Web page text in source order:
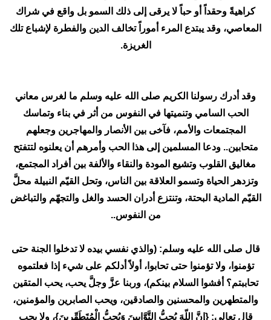
كراهيةً وحقداً أو حباً لا يرقى إلى ذلك السمو بل واقع في شراك
المعاصي، وقد يبتدع المرء أموراً تخالف الدين والفطرة لإشباع تلك
الغريزة.
وقد أدرك رسولنا الكريم صلى الله عليه وسلم ما لغرس معاني
الحب السامي وتنميتها في النفوس من أثر في بناء وتماسك
المجتمعات والأمم، فآخى بين الأنصار والمهاجرين وجعلهم
متحابين.. ودعا المسلمين إلى هذا الحب وأمرهم أن يعلنوه لتتفتح
مغاليق القلوب وتشيع المودة والنقاء والألفة بين أفراد المجتمع،
وتزدهر الحياة وتسمو العلاقة بين الناس، وتحل القيّم النبيلة محلَّ
القيّم المادية البحتة، وتنتزع أدران الحسد والغل والتجهّم والتباغض
من النفوس..
قال صلى الله عليه وسلم: (والذي نفسي بيده لا تدخلوا الجنة حتى
تؤمنوا، ولا تؤمنوا حتى تحابوا، أولاً أدلكم على شيء إذا فعلتموه
تحاببتم؟ أفشوا السلام بينكم)، وربنا عزَّ وجلَّ يحب، يحب المتقين
والمتطهرين والمحسنين والصادقين، ويحب الصابرين والمؤمنين،
قال تعالى: {إِنَّ اللّهَ يُحِبُّ التَّوَّابِينَ وَيُحِبُّ الْمُتَطَهِّرِينَ}، ولا يحب